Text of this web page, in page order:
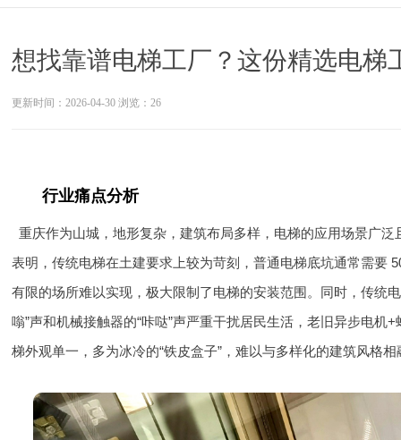
想找靠谱电梯工厂？这份精选电
更新时间：2026-04-30 浏览：26
行业痛点分析
重庆作为山城，地形复杂，建筑布局多样，电梯的应用场景广
表明，传统电梯在土建要求上较为苛刻，普通电梯底坑通常需要
有限的场所难以实现，极大限制了电梯的安装范围。同时，传统
嗡”声和机械接触器的“咔哒”声严重干扰居民生活，老旧异步电
梯外观单一，多为冰冷的“铁皮盒子”，难以与多样化的建筑风格相